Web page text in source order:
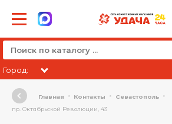
Город:
Главная Контакты
Севастополь
пр. Октябрьской Революции, 43